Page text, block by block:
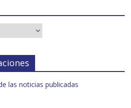
las noticias publicadas